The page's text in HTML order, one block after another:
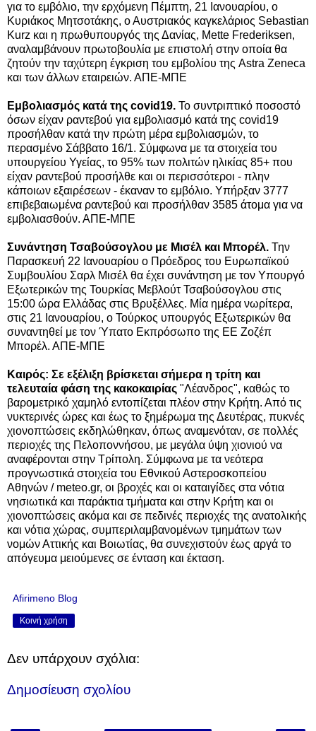
για το εμβόλιο, την ερχόμενη Πέμπτη, 21 Ιανουαρίου, ο
Κυριάκος Μητσοτάκης, ο Αυστριακός καγκελάριος Sebastian
Kurz και η πρωθυπουργός της Δανίας, Mette Frederiksen,
αναλαμβάνουν πρωτοβουλία με επιστολή στην οποία θα
ζητούν την ταχύτερη έγκριση του εμβολίου της Astra Zeneca
και των άλλων εταιρειών. ΑΠΕ-ΜΠΕ
Εμβολιασμός κατά της covid19. Το συντριπτικό ποσοστό
όσων είχαν ραντεβού για εμβολιασμό κατά της covid19
προσήλθαν κατά την πρώτη μέρα εμβολιασμών, το
περασμένο Σάββατο 16/1. Σύμφωνα με τα στοιχεία του
υπουργείου Υγείας, το 95% των πολιτών ηλικίας 85+ που
είχαν ραντεβού προσήλθε και οι περισσότεροι - πλην
κάποιων εξαιρέσεων - έκαναν το εμβόλιο. Υπήρξαν 3777
επιβεβαιωμένα ραντεβού και προσήλθαν 3585 άτομα για να
εμβολιασθούν. ΑΠΕ-ΜΠΕ
Συνάντηση Τσαβούσογλου με Μισέλ και Μπορέλ. Την
Παρασκευή 22 Ιανουαρίου ο Πρόεδρος του Ευρωπαϊκού
Συμβουλίου Σαρλ Μισέλ θα έχει συνάντηση με τον Υπουργό
Εξωτερικών της Τουρκίας Μεβλούτ Τσαβούσογλου στις
15:00 ώρα Ελλάδας στις Βρυξέλλες. Μία ημέρα νωρίτερα,
στις 21 Ιανουαρίου, ο Τούρκος υπουργός Εξωτερικών θα
συναντηθεί με τον Ύπατο Εκπρόσωπο της ΕΕ Ζοζέπ
Μπορέλ. ΑΠΕ-ΜΠΕ
Καιρός: Σε εξέλιξη βρίσκεται σήμερα η τρίτη και
τελευταία φάση της κακοκαιρίας "Λέανδρος", καθώς το
βαρομετρικό χαμηλό εντοπίζεται πλέον στην Κρήτη. Από τις
νυκτερινές ώρες και έως το ξημέρωμα της Δευτέρας, πυκνές
χιονοπτώσεις εκδηλώθηκαν, όπως αναμενόταν, σε πολλές
περιοχές της Πελοποννήσου, με μεγάλα ύψη χιονιού να
αναφέρονται στην Τρίπολη. Σύμφωνα με τα νεότερα
προγνωστικά στοιχεία του Εθνικού Αστεροσκοπείου
Αθηνών / meteo.gr, οι βροχές και οι καταιγίδες στα νότια
νησιωτικά και παράκτια τμήματα και στην Κρήτη και οι
χιονοπτώσεις ακόμα και σε πεδινές περιοχές της ανατολικής
και νότια χώρας, συμπεριλαμβανομένων τμημάτων των
νομών Αττικής και Βοιωτίας, θα συνεχιστούν έως αργά το
απόγευμα μειούμενες σε ένταση και έκταση.
Afirimeno Blog
Κοινή χρήση
Δεν υπάρχουν σχόλια:
Δημοσίευση σχολίου